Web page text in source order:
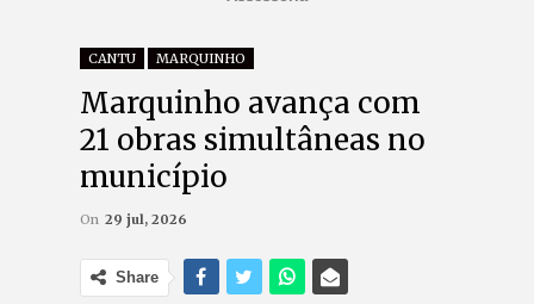
CANTU MARQUINHO
Marquinho avança com
21 obras simultâneas no
município
On 29 jul, 2026
Share